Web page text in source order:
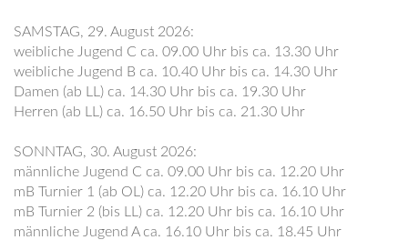
SAMSTAG, 29. August 2026:
weibliche Jugend C ca. 09.00 Uhr bis ca. 13.30 Uhr
weibliche Jugend B ca. 10.40 Uhr bis ca. 14.30 Uhr
Damen (ab LL) ca. 14.30 Uhr bis ca. 19.30 Uhr
Herren (ab LL) ca. 16.50 Uhr bis ca. 21.30 Uhr
SONNTAG, 30. August 2026:
männliche Jugend C ca. 09.00 Uhr bis ca. 12.20 Uhr
mB Turnier 1 (ab OL) ca. 12.20 Uhr bis ca. 16.10 Uhr
mB Turnier 2 (bis LL) ca. 12.20 Uhr bis ca. 16.10 Uhr
männliche Jugend A ca. 16.10 Uhr bis ca. 18.45 Uhr